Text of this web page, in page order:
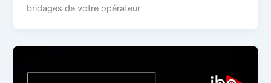
bridages de votre opérateur